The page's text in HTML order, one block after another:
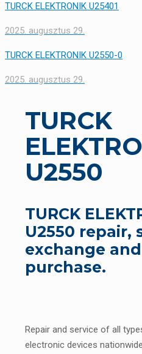
TURCK ELEKTRONIK U25401
2025. augusztus 29.
TURCK ELEKTRONIK U2550-0
2025. augusztus 29.
TURCK
U2550
TURCK
U2550 repair,
exchange and
purchase.
Repair and service of all
electronic devices